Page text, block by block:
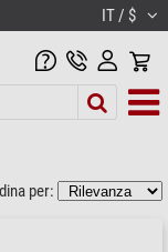
IT / $
per: